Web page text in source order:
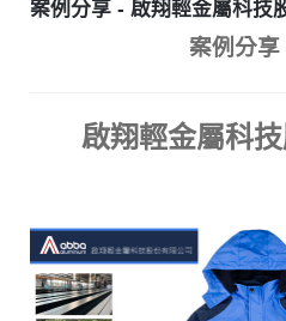
案例分享 - 啟翔輕金屬科技
案例分享
啟翔輕金屬科